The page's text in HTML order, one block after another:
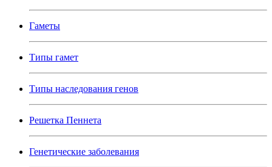
Гаметы
Типы гамет
Типы наследования генов
Решетка Пеннета
Генетические заболевания